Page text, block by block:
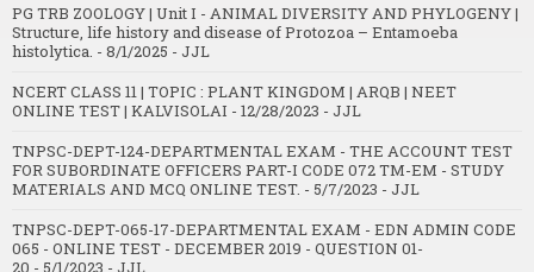
PG TRB ZOOLOGY | Unit I - ANIMAL DIVERSITY AND PHYLOGENY |
Structure, life history and disease of Protozoa – Entamoeba
histolytica. - 8/1/2025 - JJL
NCERT CLASS 11 | TOPIC : PLANT KINGDOM | ARQB | NEET
ONLINE TEST | KALVISOLAI - 12/28/2023 - JJL
TNPSC-DEPT-124-DEPARTMENTAL EXAM - THE ACCOUNT TEST
FOR SUBORDINATE OFFICERS PART-I CODE 072 TM-EM - STUDY
MATERIALS AND MCQ ONLINE TEST. - 5/7/2023 - JJL
TNPSC-DEPT-065-17-DEPARTMENTAL EXAM - EDN ADMIN CODE
065 - ONLINE TEST - DECEMBER 2019 - QUESTION 01-
20 - 5/1/2023 - JJL